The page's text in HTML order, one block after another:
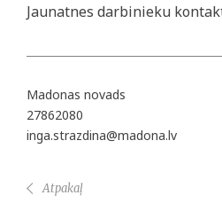
Jaunatnes darbinieku
Madonas novads
27862080
inga.strazdina@madona.lv
Atpakaļ